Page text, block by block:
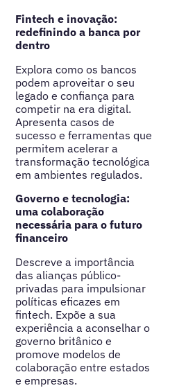
Fintech e inovação:
redefinindo a banca por
dentro
Explora como os bancos
podem aproveitar o seu
legado e confiança para
competir na era digital.
Apresenta casos de
sucesso e ferramentas que
permitem acelerar a
transformação tecnológica
em ambientes regulados.
Governo e tecnologia:
uma colaboração
necessária para o futuro
financeiro
Descreve a importância
das alianças público-
privadas para impulsionar
políticas eficazes em
fintech. Expõe a sua
experiência a aconselhar o
governo britânico e
promove modelos de
colaboração entre estados
e empresas.